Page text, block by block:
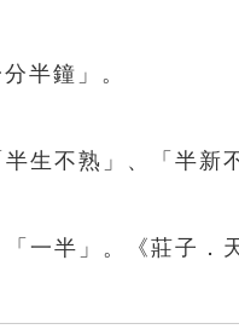
半鐘」。
生不熟」、「半新
一半」。《莊子．